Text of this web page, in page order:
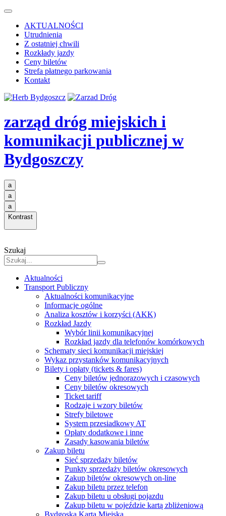
AKTUALNOŚCI
Utrudnienia
Z ostatniej chwili
Rozkłady jazdy
Ceny biletów
Strefa płatnego parkowania
Kontakt
zarząd dróg miejskich i
komunikacji publicznej w
Bydgoszczy
a
a
a
Kontrast
Szukaj
Aktualności
Transport Publiczny
Aktualności komunikacyjne
Informacje ogólne
Analiza kosztów i korzyści (AKK)
Rozkład Jazdy
Wybór linii komunikacyjnej
Rozkład jazdy dla telefonów komórkowych
Schematy sieci komunikacji miejskiej
Wykaz przystanków komunikacyjnych
Bilety i opłaty (tickets & fares)
Ceny biletów jednorazowych i czasowych
Ceny biletów okresowych
Ticket tariff
Rodzaje i wzory biletów
Strefy biletowe
System przesiadkowy AT
Opłaty dodatkowe i inne
Zasady kasowania biletów
Zakup biletu
Sieć sprzedaży biletów
Punkty sprzedaży biletów okresowych
Zakup biletów okresowych on-line
Zakup biletu przez telefon
Zakup biletu u obsługi pojazdu
Zakup biletu w pojeździe kartą zbliżeniową
Bydgoska Karta Miejska